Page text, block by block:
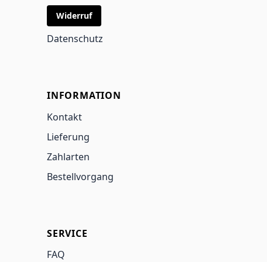
Widerruf
Datenschutz
INFORMATION
Kontakt
Lieferung
Zahlarten
Bestellvorgang
SERVICE
FAQ